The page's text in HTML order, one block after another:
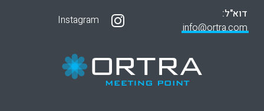
דוא"ל:
info@ortra.com
Instagram